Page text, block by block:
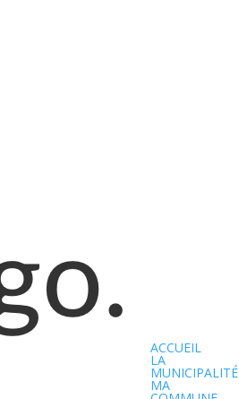
ACCUEIL
LA
MUNICIPALITÉ
MA